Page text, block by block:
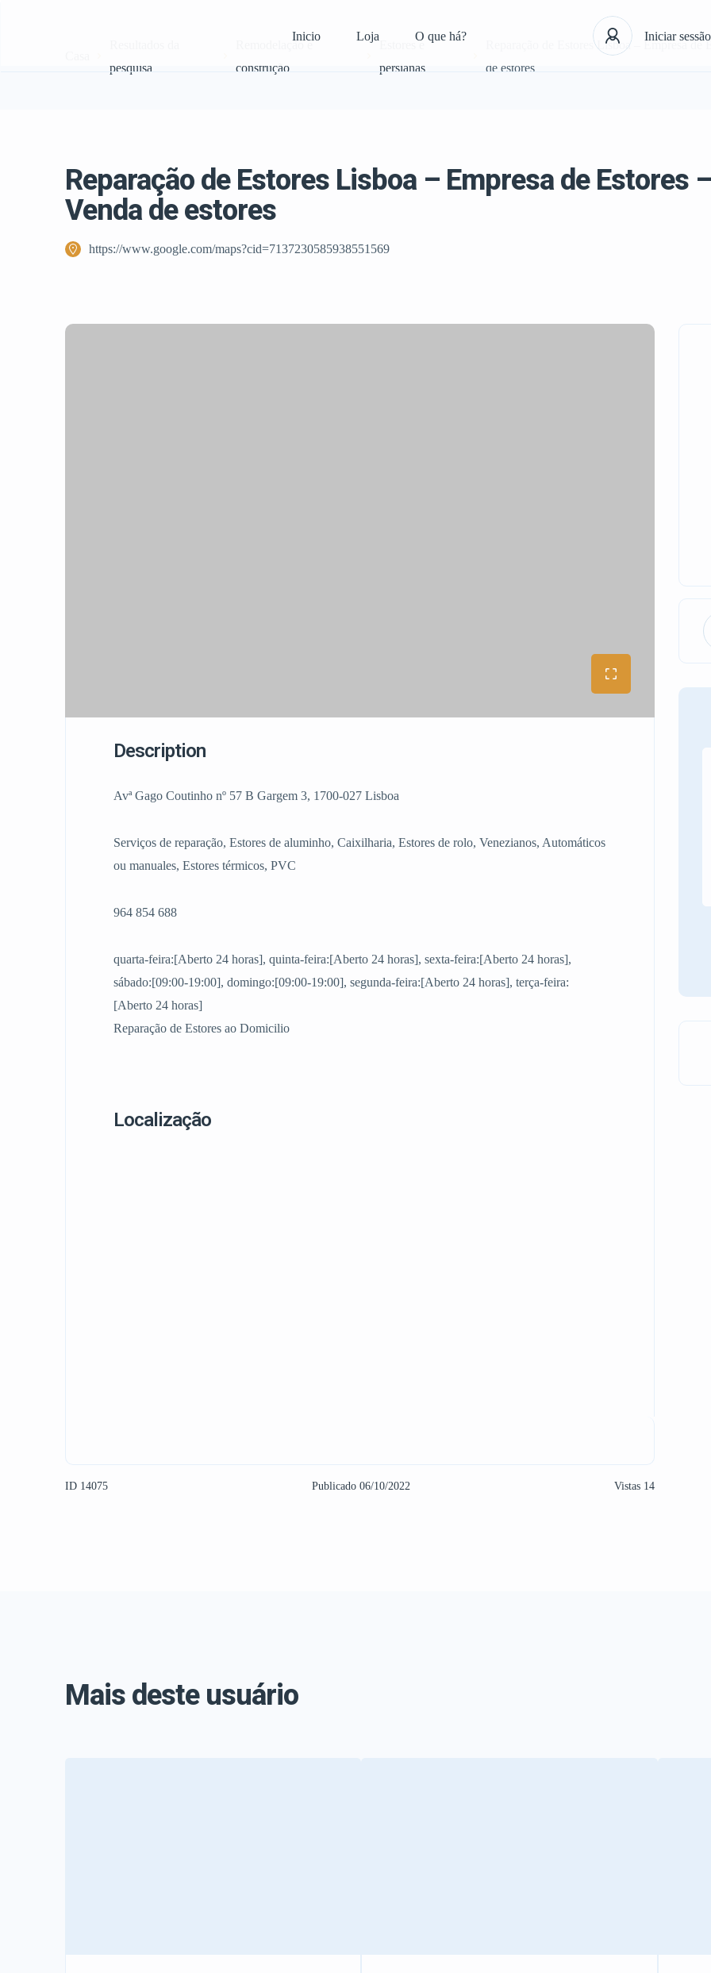
Inicio Loja O que há? Iniciar sessão
pesquisa
Remodelação e
construção
Estores e
persianas
Reparação de Estores Lisboa – Empresa
de estores
Reparação de Estores Lisboa – Empresa de Estores
Venda de estores
https://www.google.com/maps?cid=7137230585938551569
Description
Avª Gago Coutinho nº 57 B Gargem 3, 1700-027 Lisboa
Serviços de reparação, Estores de aluminho, Caixilharia, Estores de rolo, Venezianos, Automáticos
ou manuales, Estores térmicos, PVC
964 854 688
quarta-feira:[Aberto 24 horas], quinta-feira:[Aberto 24 horas], sexta-feira:[Aberto 24 horas],
sábado:[09:00-19:00], domingo:[09:00-19:00], segunda-feira:[Aberto 24 horas], terça-feira:
[Aberto 24 horas]
Reparação de Estores ao Domicilio
Localização
ID 14075 Publicado 06/10/2022 Vistas 14
Mais deste usuário